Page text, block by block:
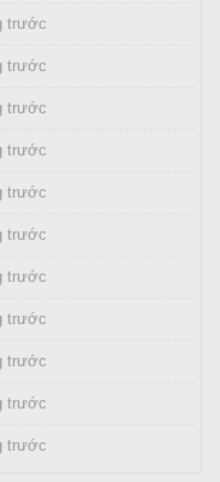
trước
trước
trước
trước
trước
trước
trước
trước
trước
trước
trước